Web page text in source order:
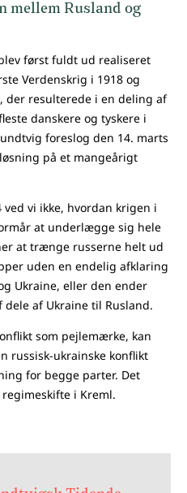
mellem Rusland og
først fuldt ud realiseret
Verdenskrig i 1918 og
der resulterede i en deling af
danskere og tyskere i
foreslog den 14. marts
på et mangeårigt
vi ikke, hvordan krigen i
at underlægge sig hele
at trænge russerne helt ud
uden en endelig afklaring
Ukraine, eller den ender
af Ukraine til Rusland.
som pejlemærke, kan
russisk-ukrainske konflikt
for begge parter. Det
i Kreml.